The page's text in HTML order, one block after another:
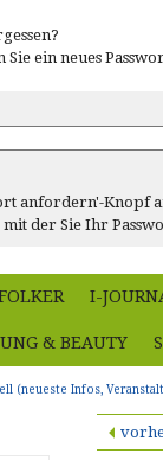
ein neues
anfordern'-Knopf
der Sie Ihr
I-
& BEAUTY
(neueste Infos,